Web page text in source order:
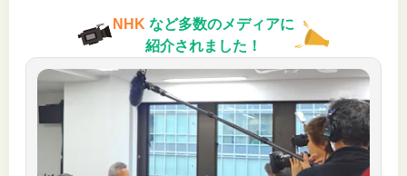
NHK など多数のメディアに
紹介されました！